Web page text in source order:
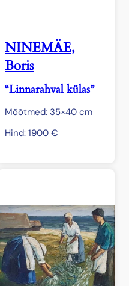
NINEMÄE,
Boris
“Linnarahval külas”
Mõõtmed: 35×40 cm
Hind:1900€